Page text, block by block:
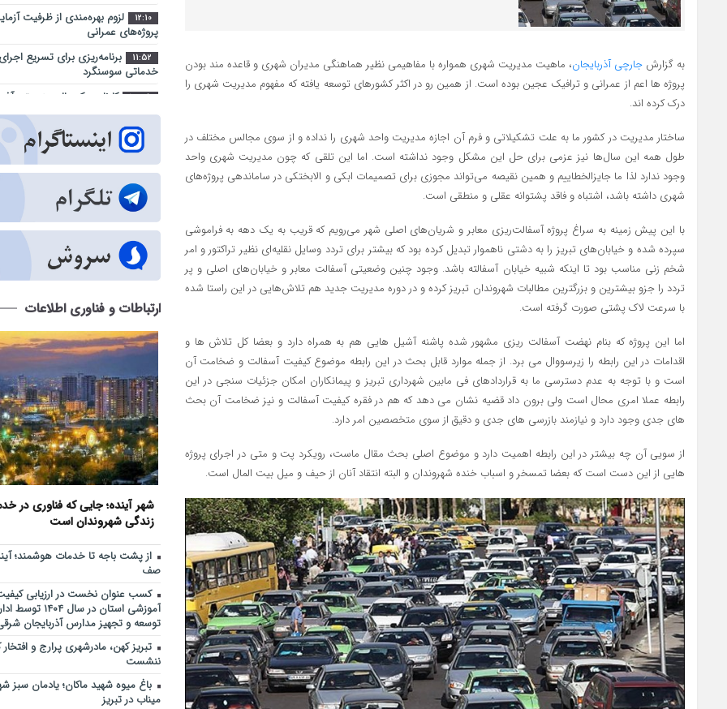
به گزارشجارچی آذربایجان، ماهیت مدیریت شهری همواره با مفاهیمی نظیر هماهنگی مدیران شهری و قاعده مند بودن
پروژه ها اعم از عمرانی و ترافیک عجین بوده است. از همین رو در اکثر کشورهای توسعه یافته که مفهوم مدیریت شهری را
درک کرده اند.
ساختار مدیریت در کشور ما به علت تشکیلاتی و فرم آن اجازه مدیریت واحد شهری را نداده و از سوی مجالس مختلف در
طول همه این سال‌ها نیز عزمی برای حل این مشکل وجود نداشته است. اما این تلقی که چون مدیریت شهری واحد
وجود ندارد لذا ما جایزالخطاییم و همین نقیصه می‌تواند مجوزی برای تصمیمات ابکی و الابختکی در ساماندهی پروژه‌های
شهری داشته باشد، اشتباه و فاقد پشتوانه عقلی و منطقی است.
با این پیش زمینه به سراغ پروژه آسفالت‌ریزی معابر و شریان‌های اصلی شهر می‌رویم که قریب به یک دهه به فراموشی
سپرده شده و خیابان‌های تبریز را به دشتی ناهموار تبدیل کرده بود که بیشتر برای تردد وسایل نقلیه‌ای نظیر تراکتور و امر
شخم زنی مناسب بود تا اینکه شبیه خیابان آسفالته باشد. وجود چنین وضعیتی آسفالت معابر و خیابان‌های اصلی و پر
تردد را جزو بیشترین و بزرگترین مطالبات شهروندان تبریز کرده و در دوره مدیریت جدید هم تلاش‌هایی در این راستا شده
با سرعت لاک پشتی صورت گرفته است.
اما این پروژه که بنام نهضت آسفالت ریزی مشهور شده پاشنه آشیل هایی هم به همراه دارد و بعضا کل تلاش ها و
اقدامات در این رابطه را زیرسووال می برد. از جمله موارد قابل بحث در این رابطه موضوع کیفیت آسفالت و ضخامت آن
است و با توجه به عدم دسترسی ما به قراردادهای فی مابین شهرداری تبریز و پیمانکاران امکان جزئیات سنجی در این
رابطه عملا امری محال است ولی برون داد قضیه نشان می دهد که هم در فقره کیفیت آسفالت و نیز ضخامت آن بحث
های جدی وجود دارد و نیازمند بازرسی های جدی و دقیق از سوی متخصصین امر دارد.
از سویی آن چه بیشتر در این رابطه اهمیت دارد و موضوع اصلی بحث مقال ماست، رویکرد پت و متی در اجرای پروژه
هایی از این دست است که بعضا تمسخر و اسباب خنده شهروندان و البته انتقاد آنان از حیف و میل بیت المال است.
12:10
لزوم بهره‌مندی از ظرفیت
پروژه‌های عمرانی
11:52
برنامه‌ریزی برای تسریع
خدماتی سوسنگرد
14:35
کارنامه یک‌ساله بهزیستی
مسکن و اشتغال تا کاهش آسیب‌های
9:23
شهر آینده؛ جایی که فناوری
زندگی شهروندان است
10:28
اراضی راه آهن در محدوده
ساماندهی می شود
عبور از بحران جنگ در سایه
ارکان حکومت میسر شد
9:32
مجتمع امداد و نجات آزادراه
هفته دولت به بهره ‌برداری می‌ رسد
درباره روزهای سرنوشت‌ساز تابستان
11:27 جهاد خدمت در محلات
اطلاع‌رسانی درست و حرفه‌ای
بحران، موجب آرامش افکار عمومی
11:48
مرکز خدماتی و رفاهی جدید
راه اندازی می شود
10:30
افزایش محدوده تردد
استان‌های شمال و شمال‌غرب کشور
9:27
رفع
دنبال می‌شود
9:20
از پشت باجه تا خدمات
بدون صف
11:27
تأکید مدیرعامل سازمان
جایگاه استراتژیک روابط عمومی
ارتباطات و فناوری اطلاعات
شهر آینده؛ جایی که فناوری در
زندگی شهروندان است
از پشت باجه تا خدمات هوشمند؛
صف
کسب عنوان نخست در ارزیابی
آموزشی استان در
توسعه و تجهیز مدارس آذربایجان
تبریز کهن، مادرشهری پرارج و افتخار
ننشست
باغ میوه شهید ماکان؛ یادمان سبز
میناب در تبریز